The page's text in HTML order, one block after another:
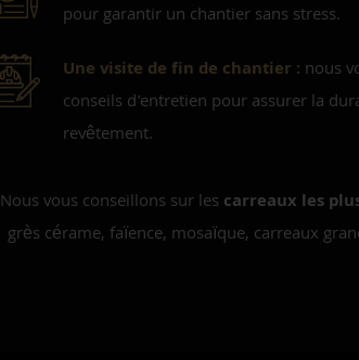
pour garantir un chantier sans stress.
Une visite de fin de chantier : nous
conseils d'entretien pour assurer la
revêtement.
Nous vous conseillons sur les carreaux les
grès cérame, faïence, mosaïque, carreaux